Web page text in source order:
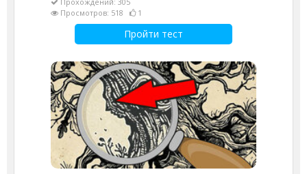
Просмотров: 518
1
Пройти тест